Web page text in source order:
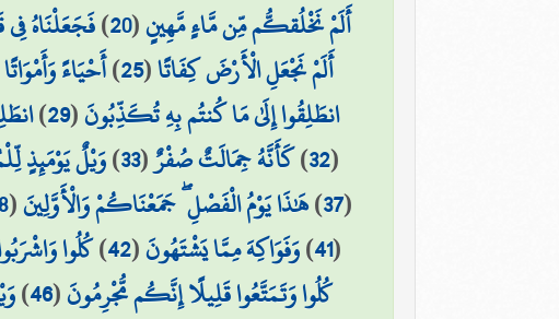
أَلَمْ نَخْلُقكُّم مِّن مَّاءٍ مَّهِينٍ(
20
)فَجَعَلْنَاهُ
أَلَمْ نَجْعَلِ الْأَرْضَ كِفَاتًا(
25
)أَحْيَاءً وَأَمْوَاتًا
انطَلِقُوا إِلَىٰ مَا كُنتُم بِهِ تُكَذِّبُونَ(
29
)
(
32
)كَأَنَّهُ جِمَالَتٌ صُفْرٌ(
33
)وَيْلٌ يَوْمَئِذٍ
(
37
)هَٰذَا يَوْمُ الْفَصْلِ ۖ جَمَعْنَاكُمْ وَالْأَوَّلِينَ(
(
41
)وَفَوَاكِهَ مِمَّا يَشْتَهُونَ(
42
)كُلُوا
كُلُوا وَتَمَتَّعُوا قَلِيلًا إِنَّكُم مُّجْرِمُونَ(
46
)